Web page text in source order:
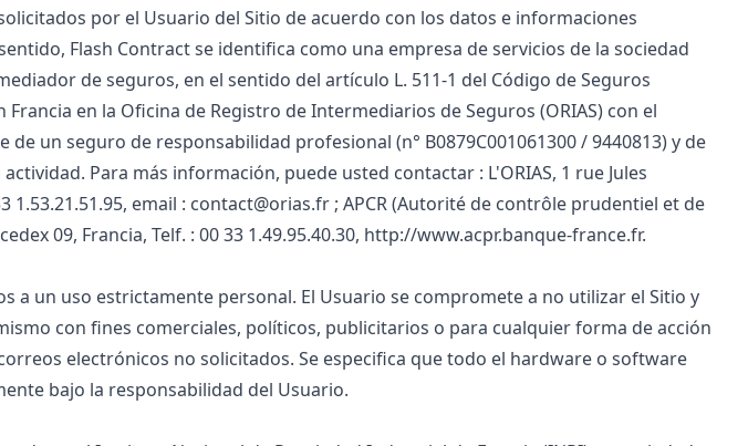
por el Usuario del Sitio de acuerdo con los datos e informaciones
Flash Contract se identifica como una empresa de servicios de la sociedad
de seguros, en el sentido del artículo L. 511-1 del Código de Seguros
en la Oficina de Registro de Intermediarios de Seguros (ORIAS) con el
de un seguro de responsabilidad profesional (n° B0879C001061300 / 9440813) y de
Para más información, puede usted contactar : L'ORIAS, 1 rue Jules
1.53.21.51.95, email : contact@orias.fr ; APCR (Autorité de contrôle prudentiel et de
09, Francia, Telf. : 00 33 1.49.95.40.30, http://www.acpr.banque-france.fr.
a un uso estrictamente personal. El Usuario se compromete a no utilizar el Sitio y
con fines comerciales, políticos, publicitarios o para cualquier forma de acción
electrónicos no solicitados. Se especifica que todo el hardware o software
bajo la responsabilidad del Usuario.